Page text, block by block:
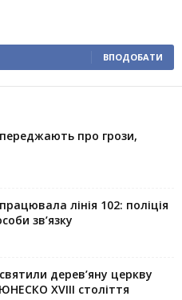
ВПОДОБАТИ
про грози,
лінія 102: поліція
зв’язку
дерев’яну церкву
XVIII століття